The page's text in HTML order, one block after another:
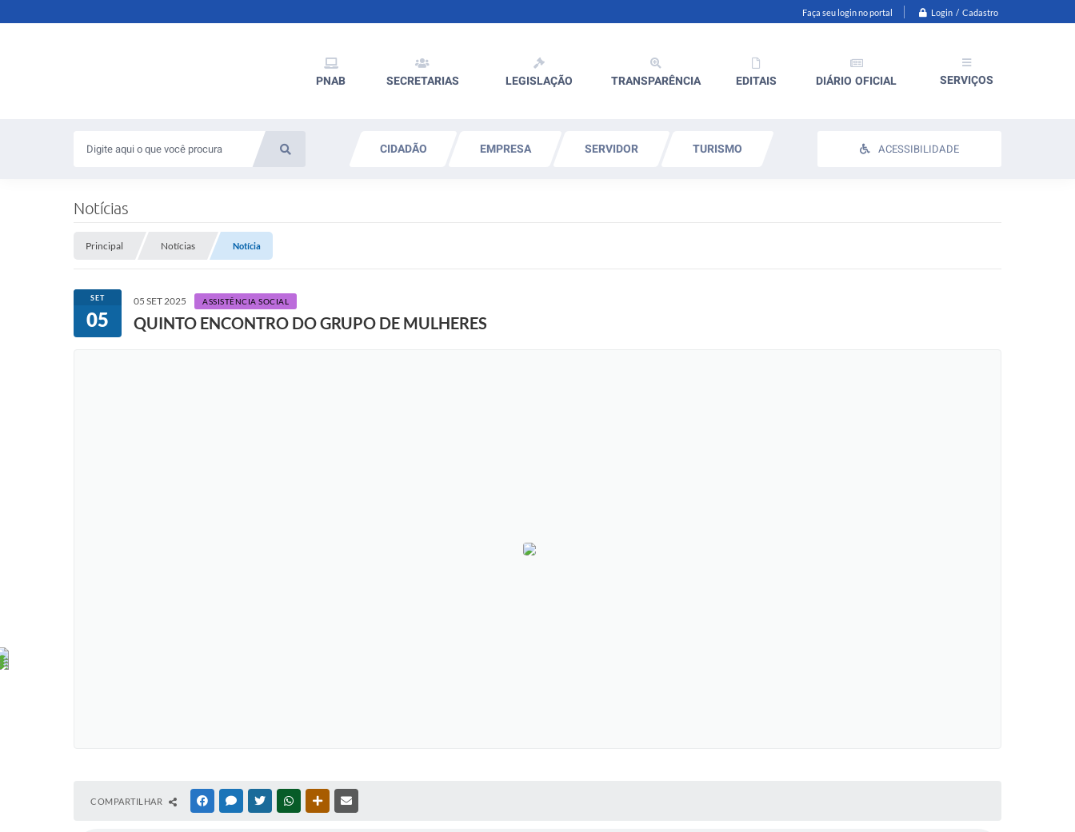
Faça seu login no portal Login / Cadastro
PNAB SECRETARIAS LEGISLAÇÃO TRANSPARÊNCIA EDITAIS DIÁRIO OFICIAL SERVIÇOS
CIDADÃO EMPRESA SERVIDOR TURISMO ACESSIBILIDADE
Notícias
Principal Notícias Notícia
SET
05
05 SET 2025 ASSISTÊNCIA SOCIAL
QUINTO ENCONTRO DO GRUPO DE MULHERES
COMPARTILHAR FACEBOOKMESSENGER
TWITTERWHATSAPPOUTRAS MÍDIAS